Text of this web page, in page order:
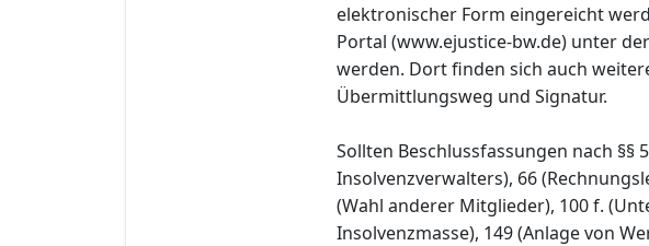
elektronischer Form eingereicht
Portal (www.ejustice-bw.de) unter
werden. Dort finden sich auch
Übermittlungsweg und Signatur.
Sollten Beschlussfassungen nach §§
Insolvenzverwalters), 66
(Wahl anderer Mitglieder), 100 f.
Insolvenzmasse), 149 (Anlage von